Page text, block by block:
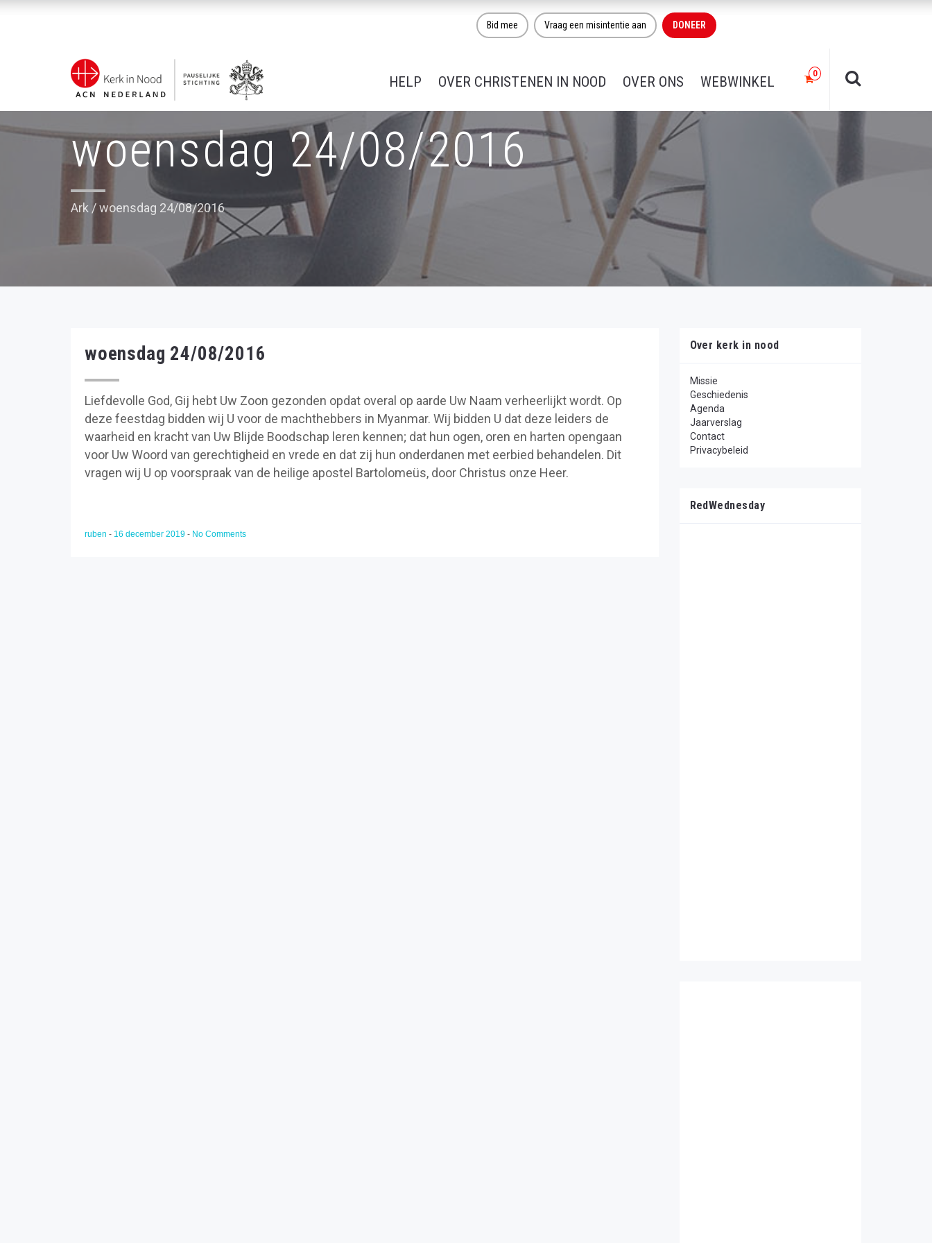
Bid mee Vraag een misintentie aan DONEER
HELP OVER CHRISTENEN IN NOOD OVER ONS WEBWINKEL
woensdag 24/08/2016
Ark /woensdag 24/08/2016
woensdag 24/08/2016
Liefdevolle God, Gij hebt Uw Zoon gezonden opdat overal op aarde Uw Naam verheerlijkt wordt. Op
deze feestdag bidden wij U voor de machthebbers in Myanmar. Wij bidden U dat deze leiders de
waarheid en kracht van Uw Blijde Boodschap leren kennen; dat hun ogen, oren en harten opengaan
voor Uw Woord van gerechtigheid en vrede en dat zij hun onderdanen met eerbied behandelen. Dit
vragen wij U op voorspraak van de heilige apostel Bartolomeüs, door Christus onze Heer.
ruben - 16 december 2019 - No Comments
Over kerk in nood
Missie
Geschiedenis
Agenda
Jaarverslag
Contact
Privacybeleid
RedWednesday